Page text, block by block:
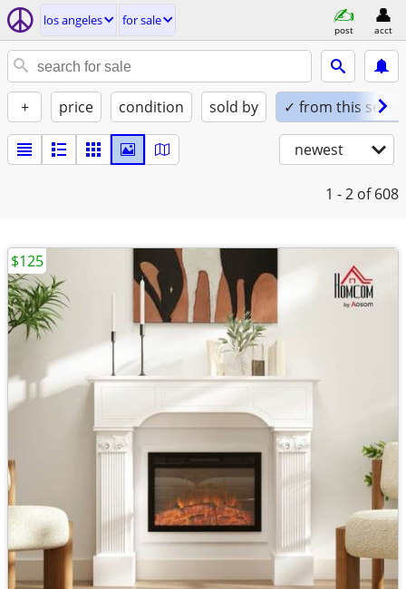
los angeles for sale
post acct
+ price condition sold by ✓ from this seller
newest
1 - 2 of 608
$125